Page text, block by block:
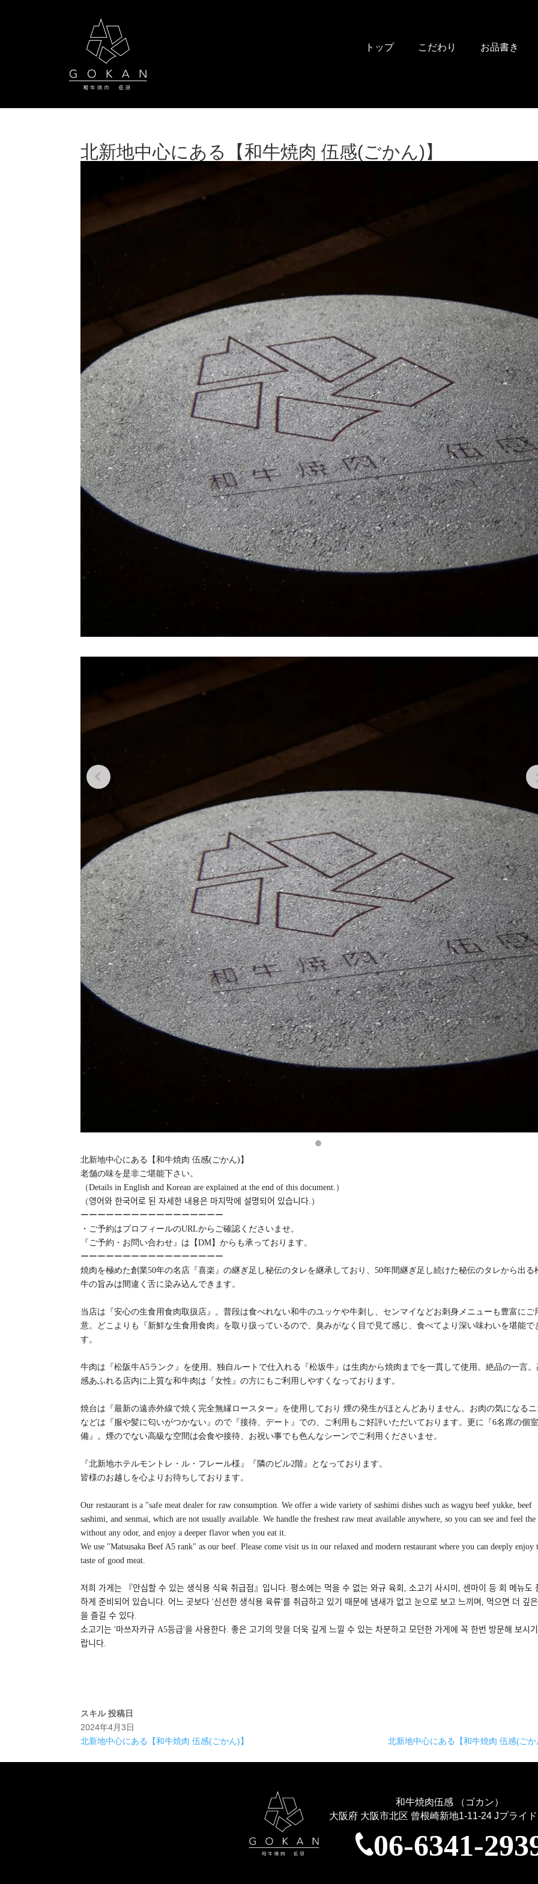
トップ こだわり お品書き
北新地中心にある【和牛焼肉 伍感(ごかん)】
北新地中心にある【和牛焼肉 伍感(ごかん)】
老舗の味を是非ご堪能下さい。
（Details in English and Korean are explained at the end of this document.）
（영어와 한국어로 된 자세한 내용은 마지막에 설명되어 있습니다.）
ーーーーーーーーーーーーーーーーー
・ご予約はプロフィールのURLからご確認くださいませ。
『ご予約・お問い合わせ』は【DM】からも承っております。
ーーーーーーーーーーーーーーーーー
焼肉を極めた創業50年の名店『喜楽』の継ぎ足し秘伝のタレを継承しており、50年間継ぎ足し続けた秘伝のタレから出る
牛の旨みは間違く舌に染み込んできます。
当店は『安心の生食用食肉取扱店』。普段は食べれない和牛のユッケや牛刺し、センマイなどお刺身メニューも豊富にご
意。どこよりも『新鮮な生食用食肉』を取り扱っているので、臭みがなく目で見て感じ、食べてより深い味わいを堪能で
す。
牛肉は『松阪牛A5ランク』を使用。独自ルートで仕入れる『松坂牛』は生肉から焼肉までを一貫して使用。絶品の一言。
感あふれる店内に上質な和牛肉は『女性』の方にもご利用しやすくなっております。
焼台は『最新の遠赤外線で焼く完全無縁ロースター』を使用しており 煙の発生がほとんどありません。お肉の気になるニ
などは『服や髪に匂いがつかない』ので『接待、デート』での、ご利用もご好評いただいております。更に『6名席の個
備』。煙のでない高級な空間は会食や接待、お祝い事でも色んなシーンでご利用くださいませ。
『北新地ホテルモントレ・ル・フレール様』『隣のビル2階』となっております。
皆様のお越しを心よりお待ちしております。
Our restaurant is a "safe meat dealer for raw consumption. We offer a wide variety of sashimi dishes such as wagyu beef yukke, beef
sashimi, and senmai, which are not usually available. We handle the freshest raw meat available anywhere, so you can see and feel the
without any odor, and enjoy a deeper flavor when you eat it.
We use "Matsusaka Beef A5 rank" as our beef. Please come visit us in our relaxed and modern restaurant where you can deeply enjoy
taste of good meat.
저희 가게는 『안심할 수 있는 생식용 식육 취급점』입니다. 평소에는 먹을 수 없는 와규 육회, 소고기 사시미, 센마이 등 회 메뉴도
하게 준비되어 있습니다. 어느 곳보다 '신선한 생식용 육류'를 취급하고 있기 때문에 냄새가 없고 눈으로 보고 느끼며, 먹으면 더
을 즐길 수 있다.
소고기는 '마쓰자카규 A5등급'을 사용한다. 좋은 고기의 맛을 더욱 깊게 느낄 수 있는 차분하고 모던한 가게에 꼭 한번 방문해
랍니다.
スキル 投稿日
2024年4月3日
北新地中心にある【和牛焼肉 伍感(ごかん)】
北新地中心にある【和牛焼肉 伍感(ごか
和牛焼肉伍感 （ゴカン）
大阪府 大阪市北区 曾根崎新地1-11-24Jプライ
06-6341-